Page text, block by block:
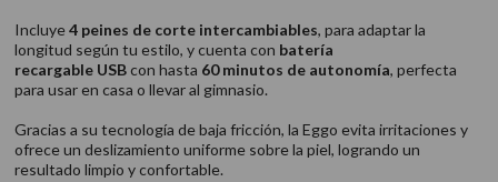
Incluye4 peines de corte intercambiables, para adaptar la
longitud según tu estilo, y cuenta con batería
recargable USBcon hasta 60 minutos de autonomía, perfecta
para usar en casa o llevar al gimnasio.
Gracias a su tecnología de baja fricción, la Eggo evita irritaciones y
ofrece un deslizamiento uniforme sobre la piel, logrando un
resultado limpio y confortable.